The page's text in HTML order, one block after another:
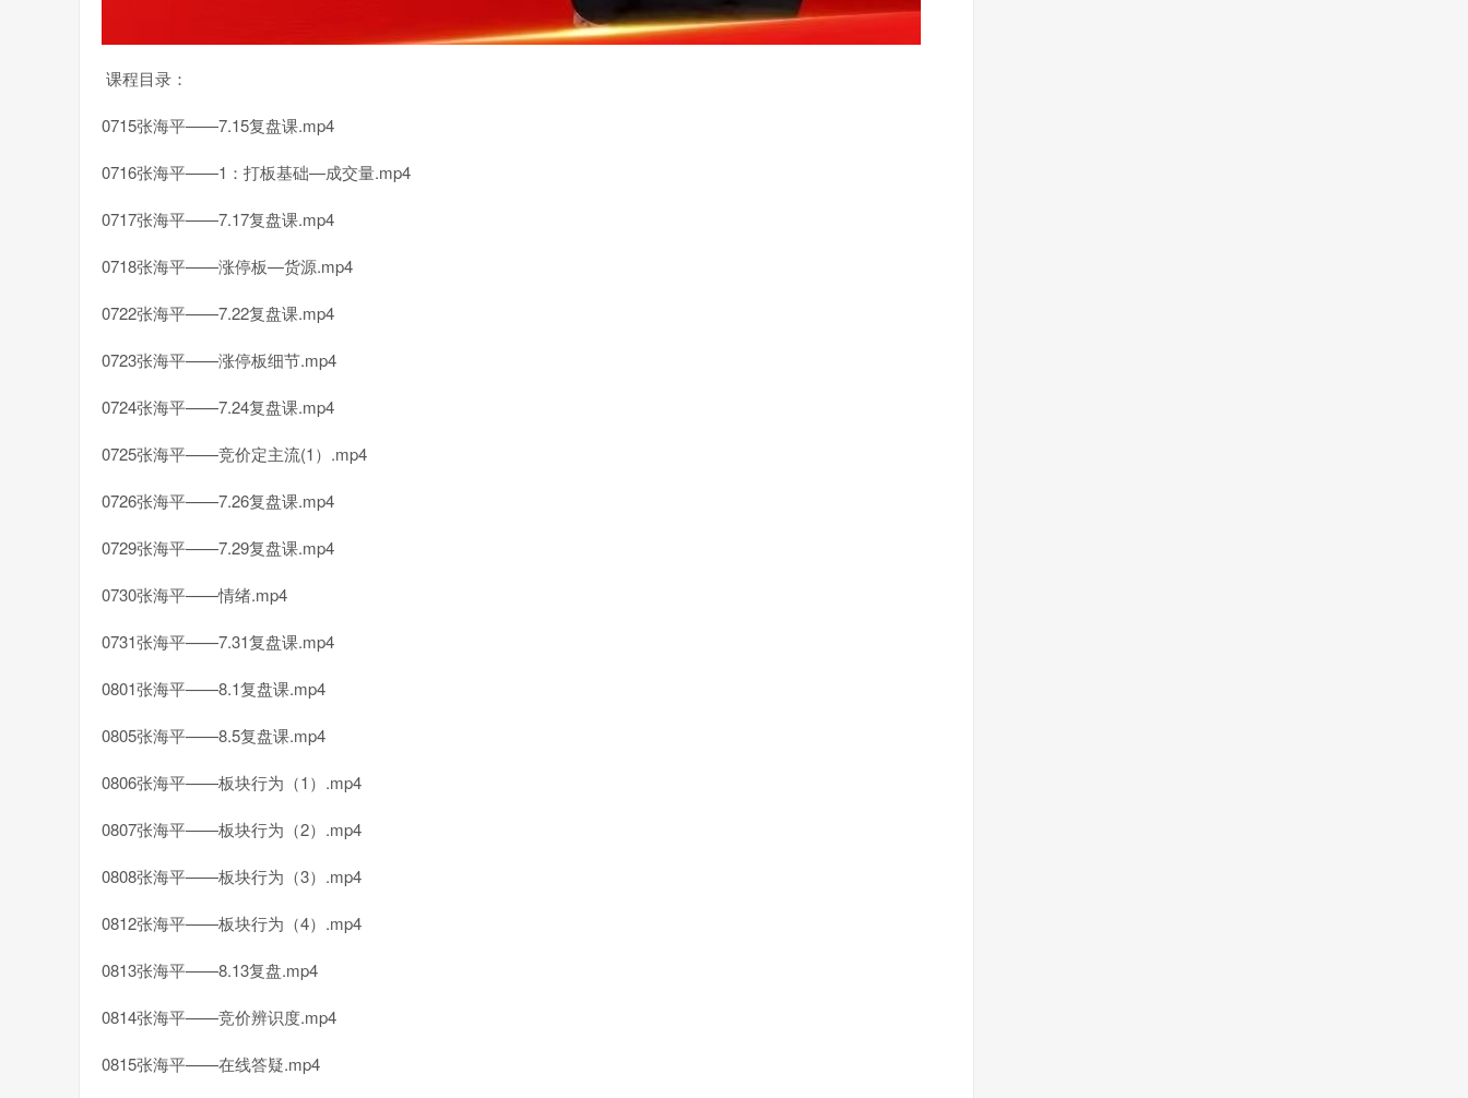
课程目录：
0715张海平——7.15复盘课.mp4
0716张海平——1：打板基础—成交量.mp4
0717张海平——7.17复盘课.mp4
0718张海平——涨停板—货源.mp4
0722张海平——7.22复盘课.mp4
0723张海平——涨停板细节.mp4
0724张海平——7.24复盘课.mp4
0725张海平——竞价定主流(1）.mp4
0726张海平——7.26复盘课.mp4
0729张海平——7.29复盘课.mp4
0730张海平——情绪.mp4
0731张海平——7.31复盘课.mp4
0801张海平——8.1复盘课.mp4
0805张海平——8.5复盘课.mp4
0806张海平——板块行为（1）.mp4
0807张海平——板块行为（2）.mp4
0808张海平——板块行为（3）.mp4
0812张海平——板块行为（4）.mp4
0813张海平——8.13复盘.mp4
0814张海平——竞价辨识度.mp4
0815张海平——在线答疑.mp4